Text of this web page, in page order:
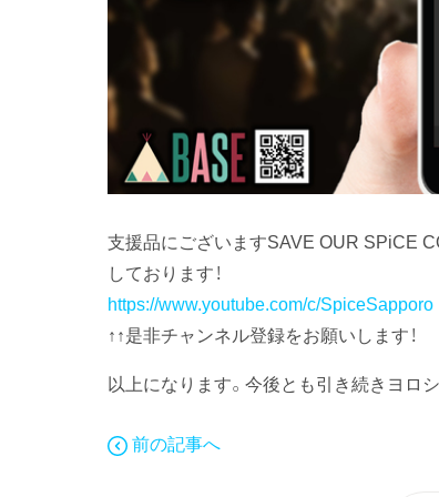
支援品にございますSAVE OUR SPiCE
しております！
https://www.youtube.com/c/SpiceSapporo
↑↑是非チャンネル登録をお願いします！
以上になります。今後とも引き続きヨロ
前の記事へ